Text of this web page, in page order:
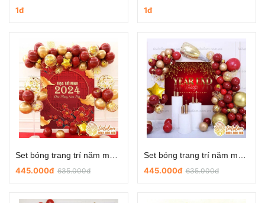
1đ
1đ
445.000đ 635.000đ
445.000đ635.000đ